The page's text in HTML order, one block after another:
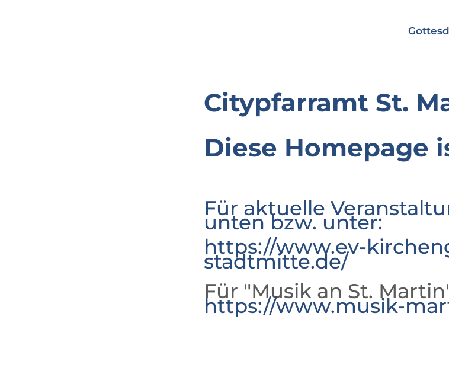
Citypfarramt St.
Diese Homepage
Für aktuelle
unten bzw. unter:
https://www.ev-
stadtmitte.de/
Für "Musik an St.
https://www.musik-